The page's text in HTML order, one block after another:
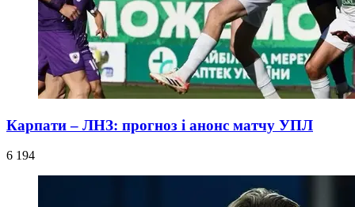
Карпати – ЛНЗ: прогноз і анонс матчу УПЛ
6 194